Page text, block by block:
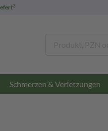
3
Schmerzen & Verletzungen